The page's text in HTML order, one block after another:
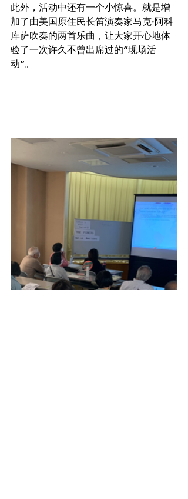
此外，活动中还有一个小惊喜。就是增
加了由美国原住民长笛演奏家马克·阿科
库萨吹奏的两首乐曲，让大家开心地体
验了一次许久不曾出席过的“现场活
动”。